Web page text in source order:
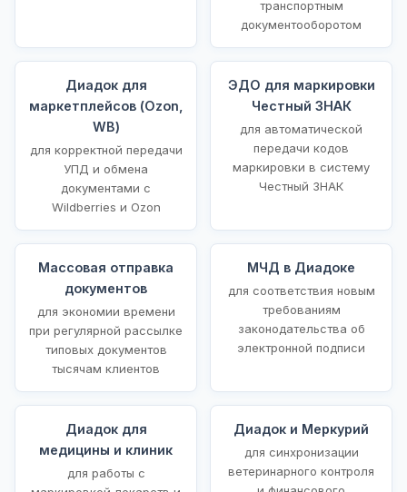
транспортным
документооборотом
Диадок для
маркетплейсов (Ozon,
WB)
для корректной передачи
УПД и обмена
документами с
Wildberries и Ozon
ЭДО для маркировки
Честный ЗНАК
для автоматической
передачи кодов
маркировки в систему
Честный ЗНАК
Массовая отправка
документов
для экономии времени
при регулярной рассылке
типовых документов
тысячам клиентов
МЧД в Диадоке
для соответствия новым
требованиям
законодательства об
электронной подписи
Диадок для
медицины и клиник
для работы с
Диадок и Меркурий
для синхронизации
ветеринарного контроля